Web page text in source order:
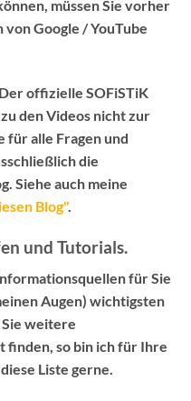
müssen Sie vorher
Google / YouTube
Deroffizielle SOFiSTiK
den Videos nichtzur
für alle Fragen und
die
. Siehe auch meine
Blog".
und Tutorials.
für Sie
Augen) wichtigsten
weitere
so bin ich für Ihre
Liste gerne.